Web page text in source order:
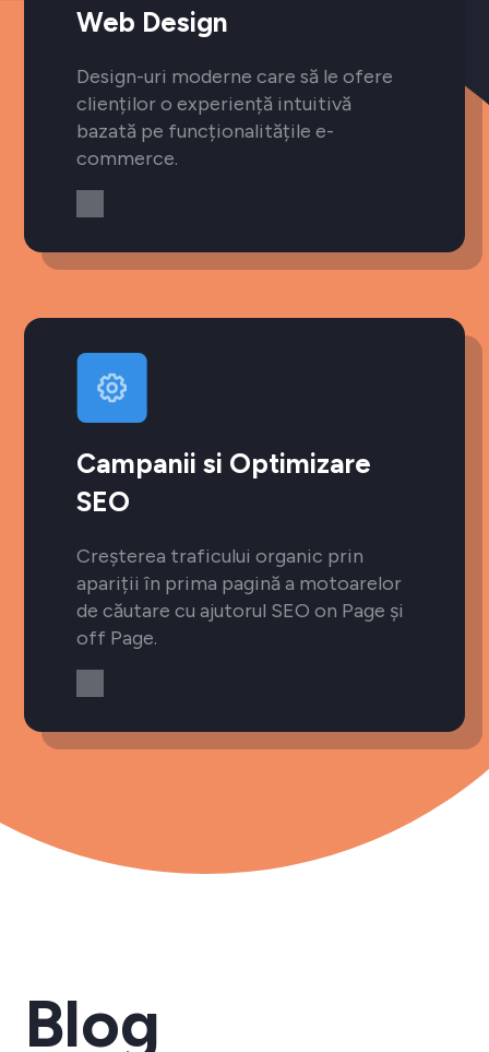
Web Design
Design-uri moderne care să le ofere
clienților o experiență intuitivă
bazată pe funcționalitățile e-
commerce.
Campanii si Optimizare
SEO
Creșterea traficului organic prin
apariții în prima pagină a motoarelor
de căutare cu ajutorul SEO on Page și
off Page.
Blog